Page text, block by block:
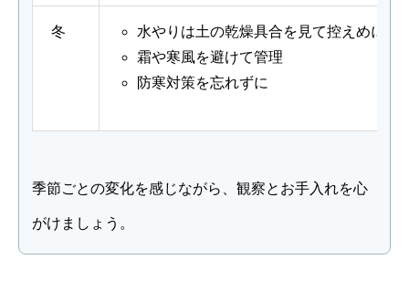
冬
水やりは土の乾燥具合を見て控えめに
霜や寒風を避けて管理
防寒対策を忘れずに
季節ごとの変化を感じながら、観察とお手入れを心
がけましょう。